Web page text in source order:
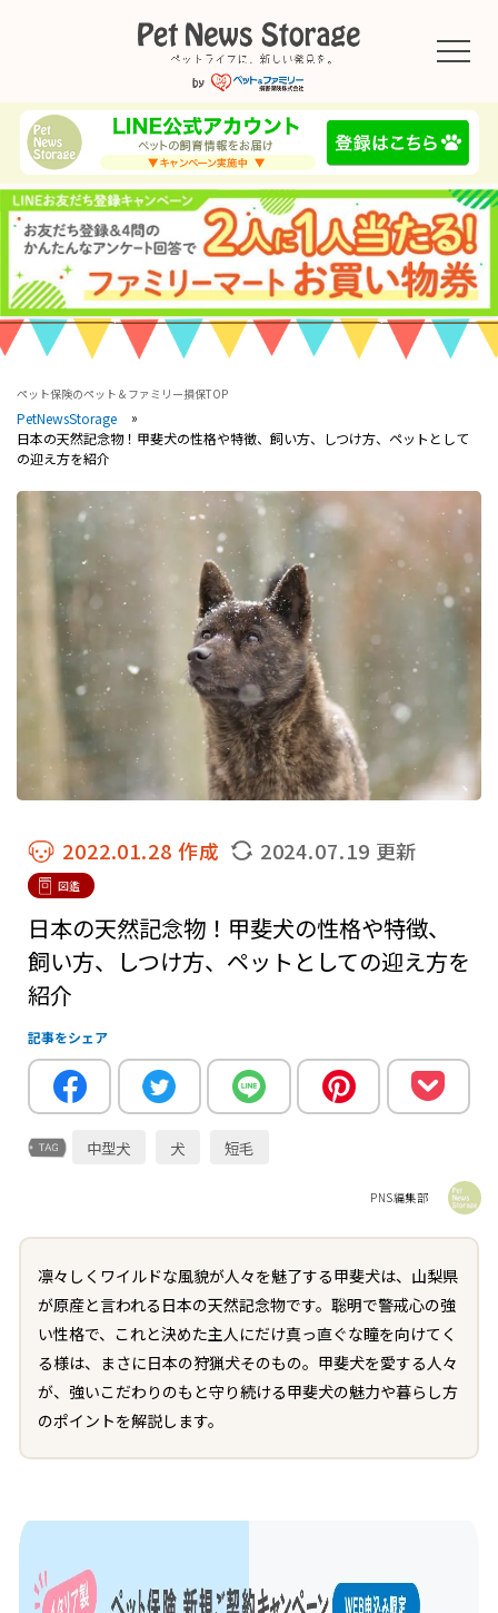
ペット保険のペット＆ファミリー損保TOP
PetNewsStorage
日本の天然記念物！甲斐犬の性格や特徴、飼い方、しつけ方、ペットとして
の迎え方を紹介
2022.01.28 作成 2024.07.19 更新
図鑑
日本の天然記念物！甲斐犬の性格や特徴、
飼い方、しつけ方、ペットとしての迎え方を
紹介
記事をシェア
中型犬 犬 短毛
PNS編集部
凛々しくワイルドな風貌が人々を魅了する甲斐犬は、山梨県
が原産と言われる日本の天然記念物です。聡明で警戒心の強
い性格で、これと決めた主人にだけ真っ直ぐな瞳を向けてく
る様は、まさに日本の狩猟犬そのもの。甲斐犬を愛する人々
が、強いこだわりのもと守り続ける甲斐犬の魅力や暮らし方
のポイントを解説します。